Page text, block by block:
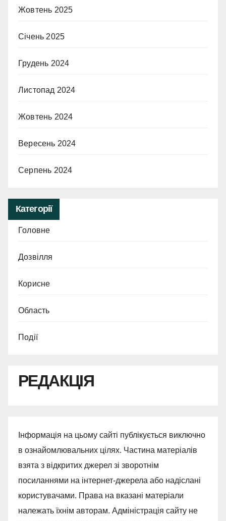
Жовтень 2025
Січень 2025
Грудень 2024
Листопад 2024
Жовтень 2024
Вересень 2024
Серпень 2024
Категорії
Головне
Дозвілля
Корисне
Область
Події
РЕДАКЦІЯ
Інформація на цьому сайті публікується виключно
в ознайомлювальних цілях. Частина матеріалів
взята з відкритих джерел зі зворотнім
посиланнями на інтернет-джерела або надіслані
користувачами. Права на вказані матеріали
належать їхнім авторам. Адміністрація сайту не